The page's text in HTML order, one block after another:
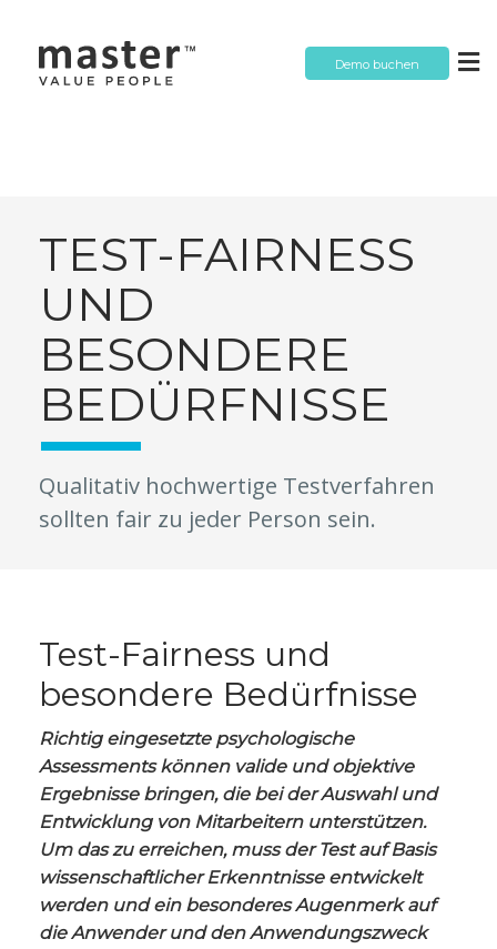
Demo buchen
TEST-FAIRNESS
UND
BESONDERE
BEDÜRFNISSE
Qualitativ hochwertige Testverfahren
sollten fair zu jeder Person sein.
Test-Fairness und
besondere Bedürfnisse
Richtig eingesetzte psychologische
Assessments können valide und objektive
Ergebnisse bringen, die bei der Auswahl und
Entwicklung von Mitarbeitern unterstützen.
Um das zu erreichen, muss der Test auf Basis
wissenschaftlicher Erkenntnisse entwickelt
werden und ein besonderes Augenmerk auf
die Anwender und den Anwendungszweck